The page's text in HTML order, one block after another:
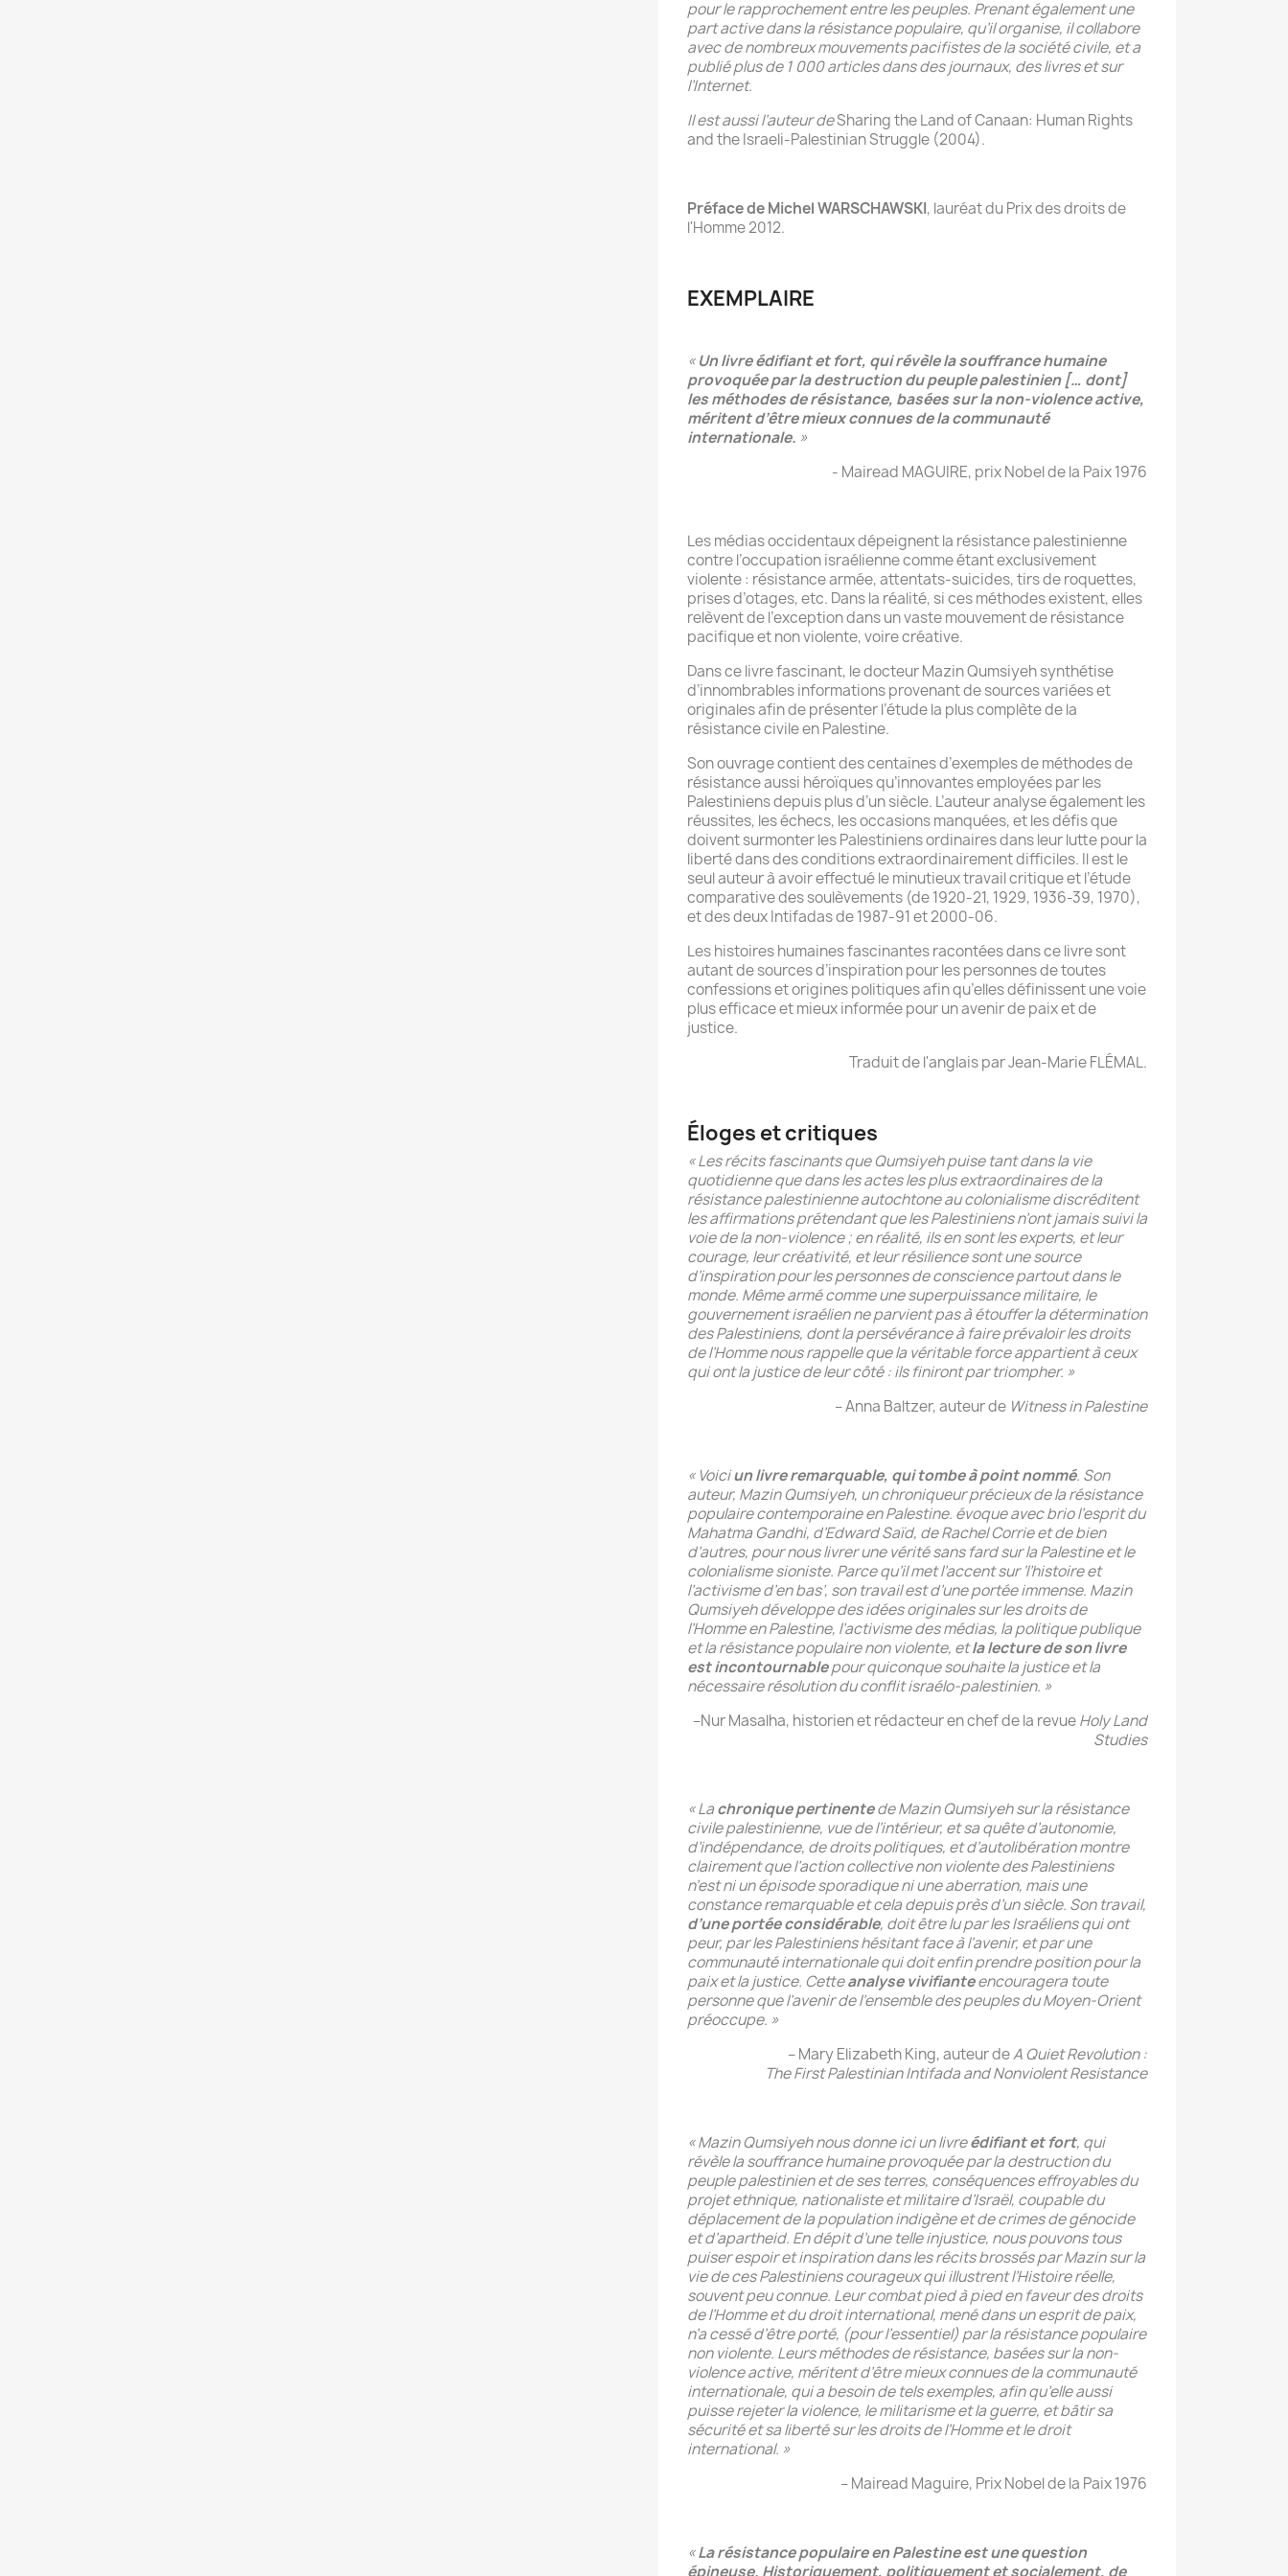
pour le rapprochement entre les peuples. Prenant également une
part active dans la résistance populaire, qu’il organise, il collabore
avec de nombreux mouvements pacifistes de la société civile, et a
publié plus de 1 000 articles dans des journaux, des livres et sur
l’Internet.
Il est aussi l’auteur deSharing the Land of Canaan: Human Rights
and the Israeli-Palestinian Struggle (2004).
Préface de Michel WARSCHAWSKI, lauréat du Prix des droits de
l'Homme 2012.
EXEMPLAIRE
« Un livre édifiant et fort, qui révèle la souffrance humaine
provoquée par la destruction du peuple palestinien [… dont]
les méthodes de résistance, basées sur la non-violence active,
méritent d’être mieux connues de la communauté
internationale. »
- Mairead MAGUIRE, prix Nobel de la Paix 1976
Les médias occidentaux dépeignent la résistance palestinienne
contre l’occupation israélienne comme étant exclusivement
violente : résistance armée, attentats-suicides, tirs de roquettes,
prises d’otages, etc. Dans la réalité, si ces méthodes existent, elles
relèvent de l’exception dans un vaste mouvement de résistance
pacifique et non violente, voire créative.
Dans ce livre fascinant, le docteur Mazin Qumsiyeh synthétise
d’innombrables informations provenant de sources variées et
originales afin de présenter l’étude la plus complète de la
résistance civile en Palestine.
Son ouvrage contient des centaines d’exemples de méthodes de
résistance aussi héroïques qu’innovantes employées par les
Palestiniens depuis plus d’un siècle. L’auteur analyse également les
réussites, les échecs, les occasions manquées, et les défis que
doivent surmonter les Palestiniens ordinaires dans leur lutte pour la
liberté dans des conditions extraordinairement difficiles. Il est le
seul auteur à avoir effectué le minutieux travail critique et l’étude
comparative des soulèvements (de 1920-21, 1929, 1936-39, 1970),
et des deux Intifadas de 1987-91 et 2000-06.
Les histoires humaines fascinantes racontées dans ce livre sont
autant de sources d’inspiration pour les personnes de toutes
confessions et origines politiques afin qu’elles définissent une voie
plus efficace et mieux informée pour un avenir de paix et de
justice.
Traduit de l'anglais par Jean-Marie FLÉMAL.
Éloges et critiques
« Les récits fascinants que Qumsiyeh puise tant dans la vie
quotidienne que dans les actes les plus extraordinaires de la
résistance palestinienne autochtone au colonialisme discréditent
les affirmations prétendant que les Palestiniens n’ont jamais suivi la
voie de la non-violence ; en réalité, ils en sont les experts, et leur
courage, leur créativité, et leur résilience sont une source
d’inspiration pour les personnes de conscience partout dans le
monde. Même armé comme une superpuissance militaire, le
gouvernement israélien ne parvient pas à étouffer la détermination
des Palestiniens, dont la persévérance à faire prévaloir les droits
de l’Homme nous rappelle que la véritable force appartient à ceux
qui ont la justice de leur côté : ils finiront par triompher. »
– Anna Baltzer, auteur de Witness in Palestine
« Voiciun livre remarquable, qui tombe à point nommé. Son
auteur, Mazin Qumsiyeh, un chroniqueur précieux de la résistance
populaire contemporaine en Palestine. évoque avec brio l’esprit du
Mahatma Gandhi, d’Edward Saïd, de Rachel Corrie et de bien
d’autres, pour nous livrer une vérité sans fard sur la Palestine et le
colonialisme sioniste. Parce qu’il met l’accent sur ‘l’histoire et
l’activisme d’en bas’, son travail est d’une portée immense. Mazin
Qumsiyeh développe des idées originales sur les droits de
l’Homme en Palestine, l’activisme des médias, la politique publique
et la résistance populaire non violente, etla lecture de son livre
estincontournablepour quiconque souhaite la justice et la
nécessaire résolution du conflit israélo-palestinien. »
–Nur Masalha, historien et rédacteur en chef de la revueHoly Land
Studies
« Lachronique pertinentede Mazin Qumsiyeh sur la résistance
civile palestinienne, vue de l’intérieur, et sa quête d’autonomie,
d’indépendance, de droits politiques, et d’autolibération montre
clairement que l’action collective non violente des Palestiniens
n’est ni un épisode sporadique ni une aberration, mais une
constance remarquable et cela depuis près d’un siècle. Son travail,
d’une portée considérable, doit être lu par les Israéliens qui ont
peur, par les Palestiniens hésitant face à l’avenir, et par une
communauté internationale qui doit enfin prendre position pour la
paix et la justice. Cetteanalyse vivifianteencouragera toute
personne que l’avenir de l’ensemble des peuples du Moyen-Orient
préoccupe. »
– Mary Elizabeth King, auteur deA Quiet Revolution :
The First Palestinian Intifada and Nonviolent Resistance
« Mazin Qumsiyeh nous donne ici un livreédifiant et fort, qui
révèle la souffrance humaine provoquée par la destruction du
peuple palestinien et de ses terres, conséquences effroyables du
projet ethnique, nationaliste et militaire d’Israël, coupable du
déplacement de la population indigène et de crimes de génocide
et d’apartheid. En dépit d’une telle injustice, nous pouvons tous
puiser espoir et inspiration dans les récits brossés par Mazin sur la
vie de ces Palestiniens courageux qui illustrent l’Histoire réelle,
souvent peu connue. Leur combat pied à pied en faveur des droits
de l’Homme et du droit international, mené dans un esprit de paix,
n’a cessé d’être porté, (pour l’essentiel) par la résistance populaire
non violente. Leurs méthodes de résistance, basées sur la non-
violence active, méritent d’être mieux connues de la communauté
internationale, qui a besoin de tels exemples, afin qu’elle aussi
puisse rejeter la violence, le militarisme et la guerre, et bâtir sa
sécurité et sa liberté sur les droits de l’Homme et le droit
international. »
– Mairead Maguire, Prix Nobel de la Paix 1976
«La résistance populaire en Palestine est une question
épineuse. Historiquement, politiquement et socialement, de